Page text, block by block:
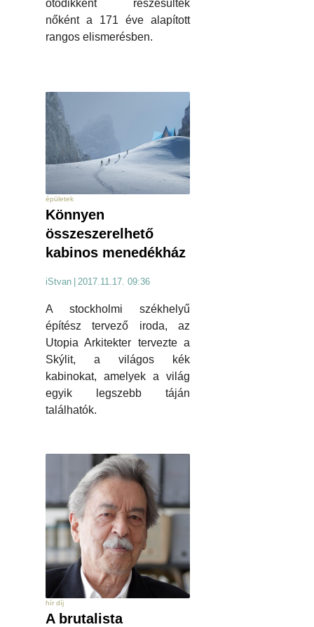
ötödikként részesültek
nőként a 171 éve alapított
rangos elismerésben.
épületek
Könnyen
összeszerelhető
kabinos menedékház
iStvan 2017.11.17. 09:36
A stockholmi székhelyű
építész tervező iroda, az
Utopia Arkitekter tervezte a
Skýlit, a világos kék
kabinokat, amelyek a világ
egyik legszebb táján
találhatók.
hír díj
A brutalista